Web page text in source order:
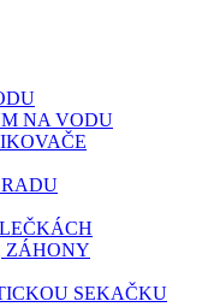
NA VODU
ZÁHONY
SEKAČKU